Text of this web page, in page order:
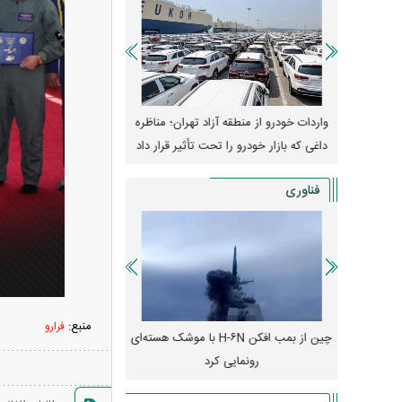
منبع: فرارو
واردات خودرو از منطقه آزاد تهران؛ مناظره
داغی که بازار خودرو را تحت تأثیر قرار داد
قیمت خودرو وارد فاز
واکنش بازار به
فناوری
چین از بمب افکن H-۶N با موشک هسته‌ای
رونمایی کرد
پهپاد رهگیر یا موشک